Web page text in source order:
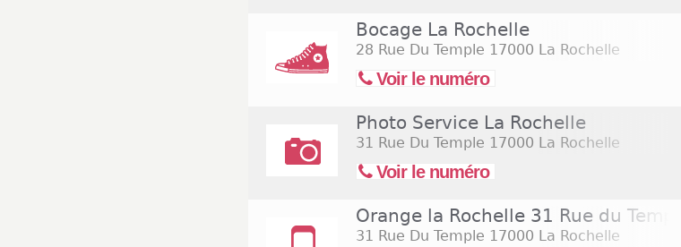
Bocage La Rochelle
28 Rue Du Temple 17000 La Rochelle
Voir le numéro
Photo Service La Rochelle
31 Rue Du Temple 17000 La Rochelle
Voir le numéro
Orange la Rochelle 31 Rue du Temple
31 Rue Du Temple 17000 La Rochelle